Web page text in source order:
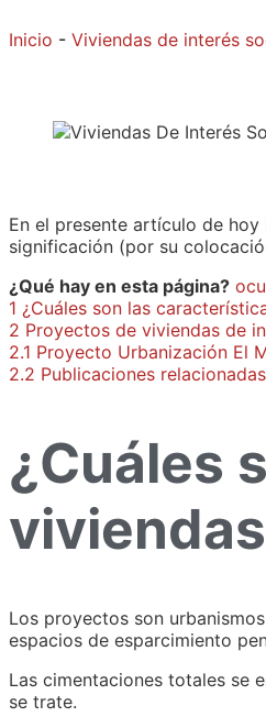
Inicio - Viviendas de interés
En el presente artículo de
significación (por su
¿Qué hay en esta página?
1 ¿Cuáles son las
2 Proyectos de viviendas de
2.1 Proyecto Urbanización El
2.2 Publicaciones
¿Cuáles
Los proyectos son
espacios de esparcimiento
Las cimentaciones totales se
se trate.